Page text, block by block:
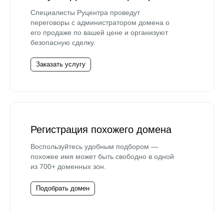
Специалисты Руцентра проведут
переговоры с администратором домена о
его продаже по вашей цене и организуют
безопасную сделку.
Заказать услугу
Регистрация похожего домена
Воспользуйтесь удобным подбором —
похожее имя может быть свободно в одной
из 700+ доменных зон.
Подобрать домен